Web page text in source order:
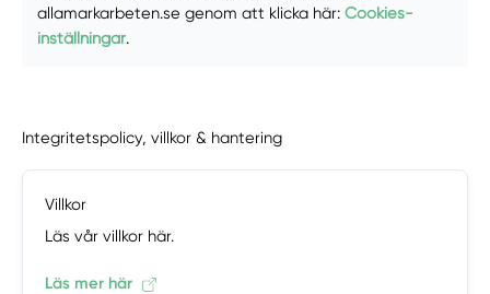
allamarkarbeten.se genom att klicka här: Cookies-
inställningar.
Integritetspolicy, villkor & hantering
Villkor
Läs vår villkor här.
Läs mer här